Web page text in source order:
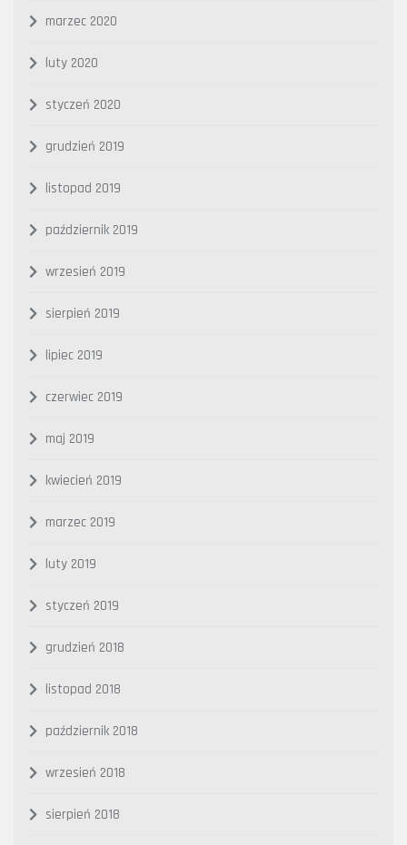
marzec 2020
luty 2020
styczeń 2020
grudzień 2019
listopad 2019
październik 2019
wrzesień 2019
sierpień 2019
lipiec 2019
czerwiec 2019
maj 2019
kwiecień 2019
marzec 2019
luty 2019
styczeń 2019
grudzień 2018
listopad 2018
październik 2018
wrzesień 2018
sierpień 2018